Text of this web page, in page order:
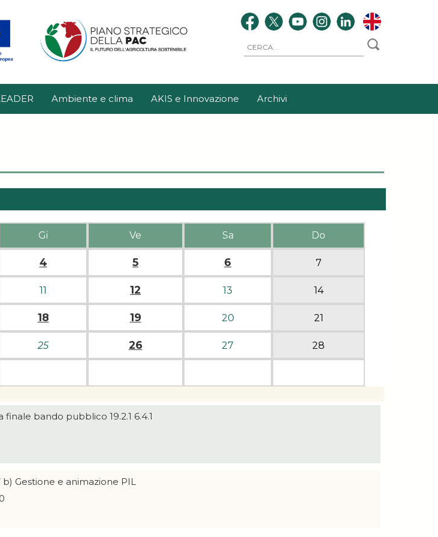
Ambiente e clima AKIS e Innovazione Archivi
Gi Ve Sa Do
4 5 6 7
11 12 13 14
18 19 20 21
25 26 27 28
bando pubblico 19.2.1 6.4.1
Gestione e animazione PIL